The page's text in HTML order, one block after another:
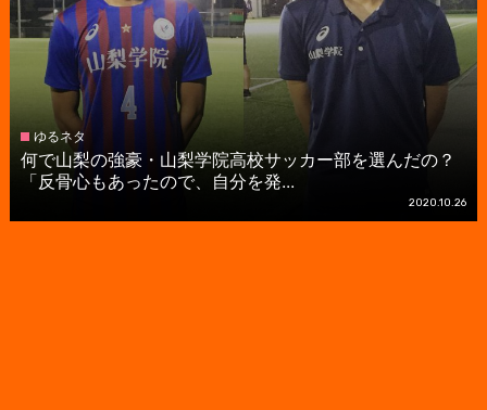
ゆるネタ
何で山梨の強豪・山梨学院高校サッカー部を選んだの？
「反骨心もあったので、自分を発...
2020.10.26